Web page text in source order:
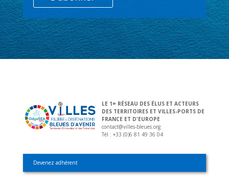
LE 1 ER
RÉSEAU DES ÉLUS ET ACTEURS
DES TERRITOIRES ET VILLES-PORTS DE
FRANCE ET D'EUROPE
contact@villes-bleues.org
Tél : +33 (0)6 81 49 36 04
Devenez adhérent